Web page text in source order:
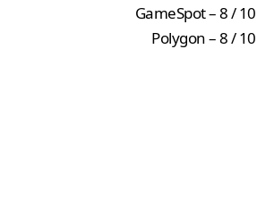
GameSpot– 8 / 10
Polygon– 8 / 10